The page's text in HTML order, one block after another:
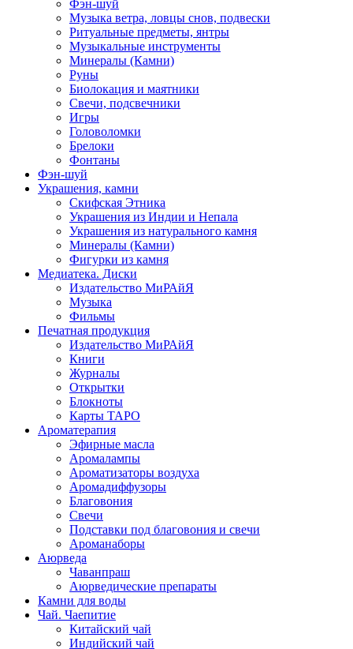
Фэн-шуй
Музыка ветра, ловцы снов, подвески
Ритуальные предметы, янтры
Музыкальные инструменты
Минералы (Камни)
Руны
Биолокация и маятники
Свечи, подсвечники
Игры
Головоломки
Брелоки
Фонтаны
Фэн-шуй
Украшения, камни
Скифская Этника
Украшения из Индии и Непала
Украшения из натурального камня
Минералы (Камни)
Фигурки из камня
Медиатека. Диски
Издательство МиРАйЯ
Музыка
Фильмы
Печатная продукция
Издательство МиРАйЯ
Книги
Журналы
Открытки
Блокноты
Карты ТАРО
Ароматерапия
Эфирные масла
Аромалампы
Ароматизаторы воздуха
Аромадиффузоры
Благовония
Свечи
Подставки под благовония и свечи
Ароманаборы
Аюрведа
Чаванпраш
Аюрведические препараты
Камни для воды
Чай. Чаепитие
Китайский чай
Индийский чай